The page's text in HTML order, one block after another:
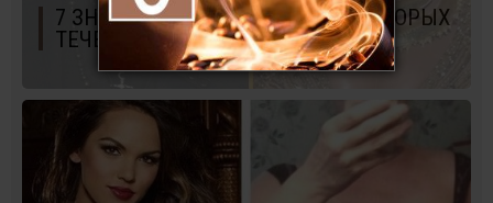
7 ЗНАМЕНИТОСТЕЙ, В ЖИЛАХ КОТОРЫХ
ТЕЧЕТ ГОЛУБАЯ КРОВЬ